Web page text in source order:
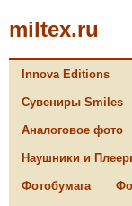
miltex.ru
Innova Editions
Сувениры Smiles
Аналоговое фото
Наушники и
Фотобумага